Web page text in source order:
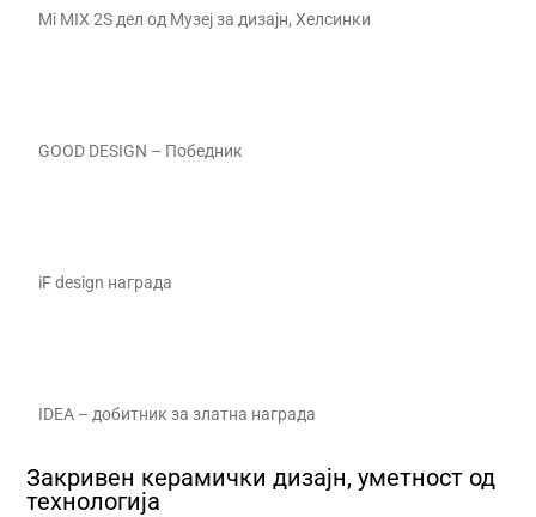
Mi MIX 2S дел од Музеј за дизајн, Хелсинки
GOOD DESIGN – Победник
iF design награда
IDEA – добитник за златна награда
Закривен керамички дизајн, уметност од
технологија